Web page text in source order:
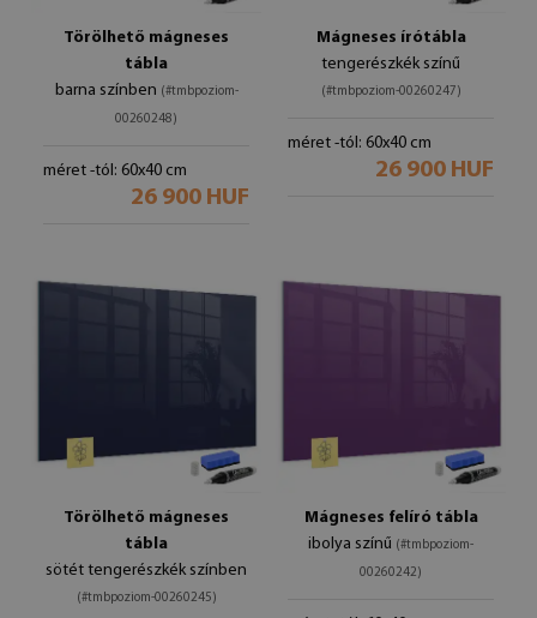
Törölhető mágneses
tábla
barna színben (#tmbpoziom-
00260248)
méret -tól: 60x40 cm
26 900 HUF
Mágneses írótábla
tengerészkék színű
(#tmbpoziom-00260247)
méret -tól: 60x40 cm
26 900 HUF
Törölhető mágneses
tábla
sötét tengerészkék színben
(#tmbpoziom-00260245)
Mágneses felíró tábla
ibolya színű (#tmbpoziom-
00260242)